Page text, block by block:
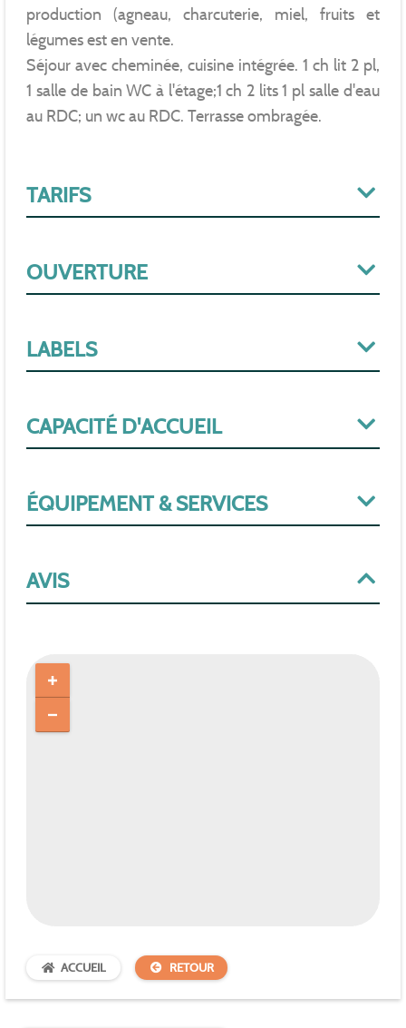
production (agneau, charcuterie, miel, fruits et
légumes est en vente.
Séjour avec cheminée, cuisine intégrée. 1 ch lit 2 pl,
1 salle de bain WC à l'étage;1 ch 2 lits 1 pl salle d'eau
au RDC; un wc au RDC. Terrasse ombragée.
TARIFS
OUVERTURE
LABELS
CAPACITÉ D'ACCUEIL
ÉQUIPEMENT & SERVICES
AVIS
ACCUEIL RETOUR